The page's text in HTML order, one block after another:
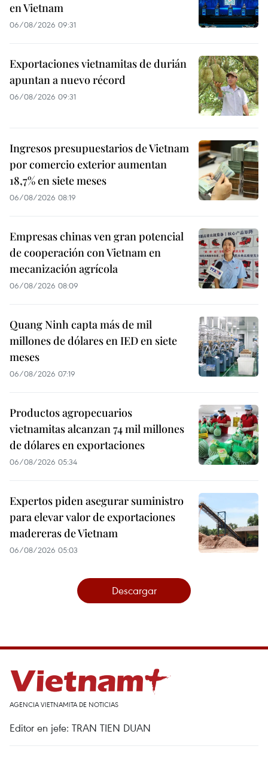
en Vietnam
06/08/2026 09:31
Exportaciones vietnamitas de durián
apuntan a nuevo récord
06/08/2026 09:31
Ingresos presupuestarios de Vietnam
por comercio exterior aumentan
18,7% en siete meses
06/08/2026 08:19
Empresas chinas ven gran potencial
de cooperación con Vietnam en
mecanización agrícola
06/08/2026 08:09
Quang Ninh capta más de mil
millones de dólares en IED en siete
meses
06/08/2026 07:19
Productos agropecuarios
vietnamitas alcanzan 74 mil millones
de dólares en exportaciones
06/08/2026 05:34
Expertos piden asegurar suministro
para elevar valor de exportaciones
madereras de Vietnam
06/08/2026 05:03
Descargar
AGENCIA VIETNAMITA DE NOTICIAS
Editor en jefe: TRAN TIEN DUAN